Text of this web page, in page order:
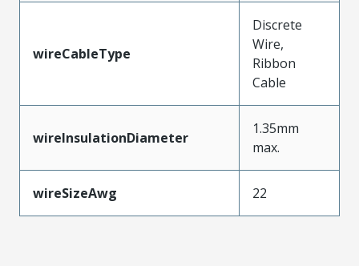
wireCableType
Discrete
Wire,
Ribbon
Cable
wireInsulationDiameter
1.35mm
max.
wireSizeAwg 22